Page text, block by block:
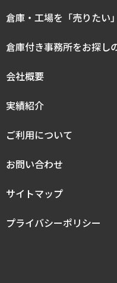
倉庫・工場を「売りたい
倉庫付き事務所をお探し
会社概要
実績紹介
ご利用について
お問い合わせ
サイトマップ
プライバシーポリシー